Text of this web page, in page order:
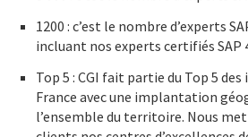
1200 : c’est le nombre d’experts
incluant nos experts certifiés SAP
Top 5 : CGI fait partie du Top 5
France avec une implantation
l’ensemble du territoire. Nous